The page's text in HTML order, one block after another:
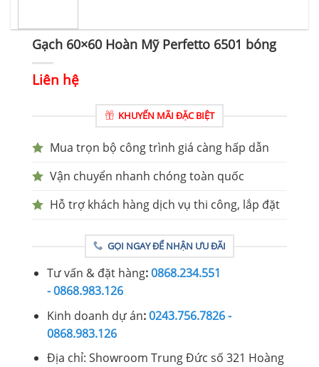
Gạch 60×60 Hoàn Mỹ Perfetto 6501 bóng
Liên hệ
KHUYẾN MÃI ĐẶC BIỆT
Mua trọn bộ công trình giá càng hấp dẫn
Vận chuyển nhanh chóng toàn quốc
Hỗ trợ khách hàng dịch vụ thi công, lắp đặt
GỌI NGAY ĐỂ NHẬN ƯU ĐÃI
Tư vấn & đặt hàng:0868.234.551
- 0868.983.126
Kinh doanh dự án:0243.756.7826 -
0868.983.126
Địa chỉ: Showroom Trung Đức số 321 Hoàng